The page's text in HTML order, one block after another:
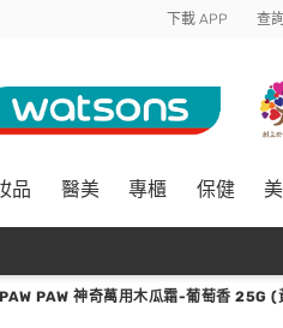
下載 APP 查
品 醫美 專櫃 保健
PAW 神奇萬用木瓜霜-葡萄香 25G (